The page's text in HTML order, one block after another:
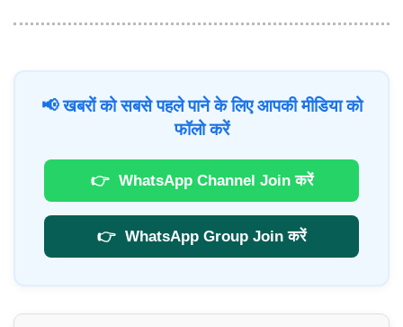
📢 खबरों को सबसे पहले पाने के लिए आपकी मीडिया को
फॉलो करें
👉 WhatsApp Channel Join करें
👉 WhatsApp Group Join करें